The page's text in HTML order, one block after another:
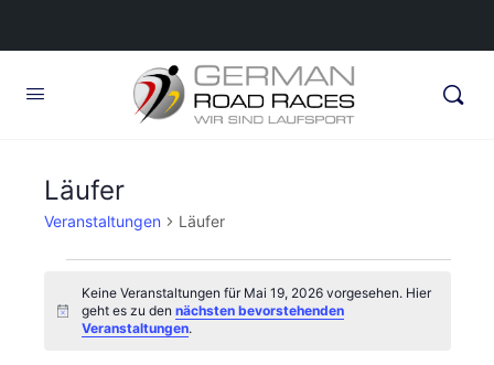
Läufer
Veranstaltungen Läufer
für
Mai
Hinweis
Keine Veranstaltungen für Mai 19, 2026 vorgesehen. Hier
geht es zu dennächsten bevorstehenden
Veranstaltungen.